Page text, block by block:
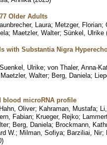
Older Adults
Laura; Metzger, Florian;
; Maetzler, Walter; Sünkel, Ulrike
with Substantia Nigra
Suenkel, Ulrike; von Thaler, Anna-
Maetzler, Walter; Berg, Daniela;
blood microRNA profile
Hahn, Oliver; Kahraman, Mustafa;
Fabian; Krueger, Rejko;
; Berg, Daniela; Brockmann,
W. ; Milman, Sofiya; Barziliai, Nir;
)